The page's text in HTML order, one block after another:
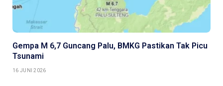
Gempa M 6,7 Guncang Palu, BMKG Pastikan Tak Picu
Tsunami
16 JUNI 2026